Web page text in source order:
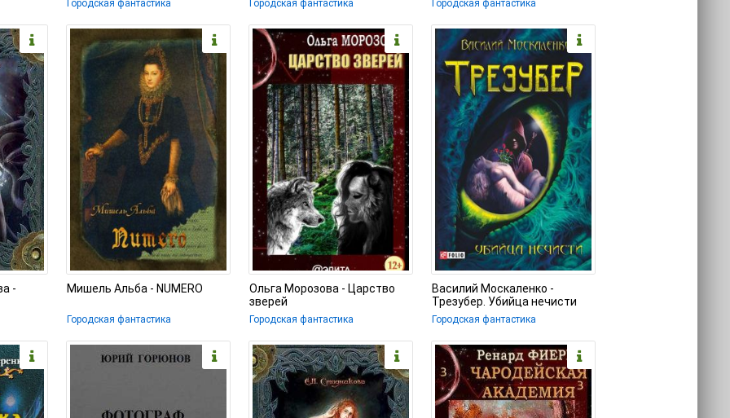
Городская фантастика Городская фантастика Городская фантастика
-
Мишель Альба - NUMERO
Городская фантастика
Ольга Морозова - Царство
зверей
Городская фантастика
Василий Москаленко -
Трезубер. Убийца нечисти
Городская фантастика